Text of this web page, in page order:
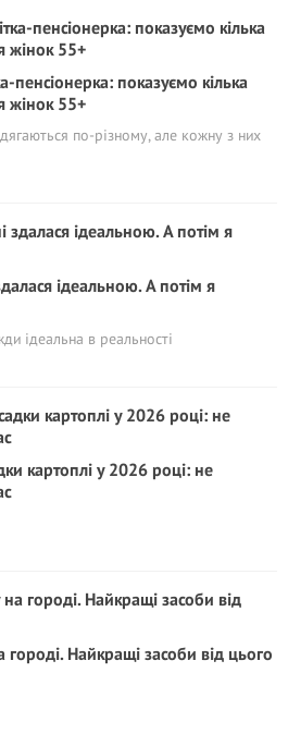
пенсіонерка: показуємо кілька
жінок 55+
по-різному, але кожну з них
ідеальною. А потім я
ідеальна в реальності
картоплі у 2026 році: не
городі. Найкращі засоби від цього